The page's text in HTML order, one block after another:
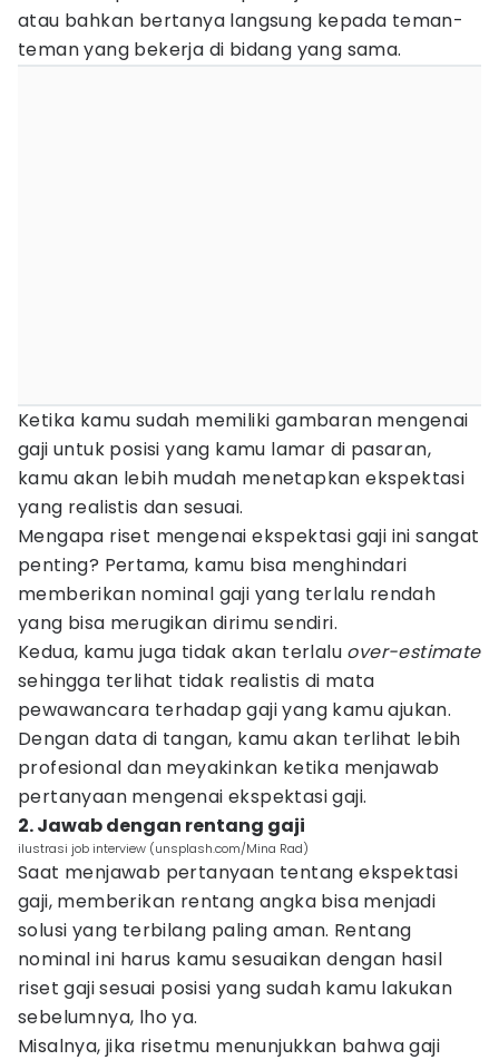
atau bahkan bertanya langsung kepada teman-
teman yang bekerja di bidang yang sama.
Ketika kamu sudah memiliki gambaran mengenai
gaji untuk posisi yang kamu lamar di pasaran,
kamu akan lebih mudah menetapkan ekspektasi
yang realistis dan sesuai.
Mengapa riset mengenai ekspektasi gaji ini sangat
penting? Pertama, kamu bisa menghindari
memberikan nominal gaji yang terlalu rendah
yang bisa merugikan dirimu sendiri.
Kedua, kamu juga tidak akan terlalu over-estimate
sehingga terlihat tidak realistis di mata
pewawancara terhadap gaji yang kamu ajukan.
Dengan data di tangan, kamu akan terlihat lebih
profesional dan meyakinkan ketika menjawab
pertanyaan mengenai ekspektasi gaji.
2. Jawab dengan rentang gaji
ilustrasi job interview (unsplash.com/Mina Rad)
Saat menjawab pertanyaan tentang ekspektasi
gaji, memberikan rentang angka bisa menjadi
solusi yang terbilang paling aman. Rentang
nominal ini harus kamu sesuaikan dengan hasil
riset gaji sesuai posisi yang sudah kamu lakukan
sebelumnya, lho ya.
Misalnya, jika risetmu menunjukkan bahwa gaji